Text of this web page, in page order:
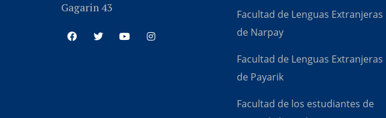
Gagarin 43
Facultad de Lenguas Extranjeras
de Narpay
Facultad de Lenguas Extranjeras
de Payarik
Facultad de los estudiantes de